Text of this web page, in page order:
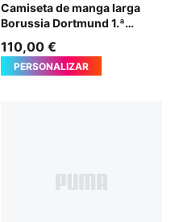
Camiseta de manga larga
Borussia Dortmund 1.ª
hombre
Faster Yellow-PUMA Black
110,00 €
PERSONALIZAR